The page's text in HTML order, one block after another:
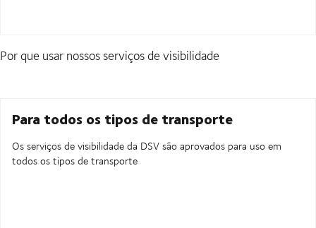
Por que usar nossos serviços de visibilidade
Para todos os tipos de transporte
Os serviços de visibilidade da DSV são aprovados para uso em
todos os tipos de transporte